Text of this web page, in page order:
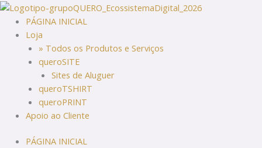
Skip
content
PÁGINA INICIAL
Loja
» Todos os Produtos e Serviços
queroSITE
Sites de Aluguer
queroTSHIRT
queroPRINT
Apoio ao Cliente
PÁGINA INICIAL